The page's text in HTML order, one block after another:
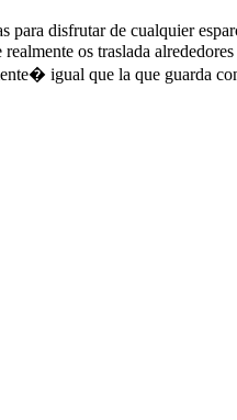
para disfrutar de cualquier
os traslada
igual que la que guarda